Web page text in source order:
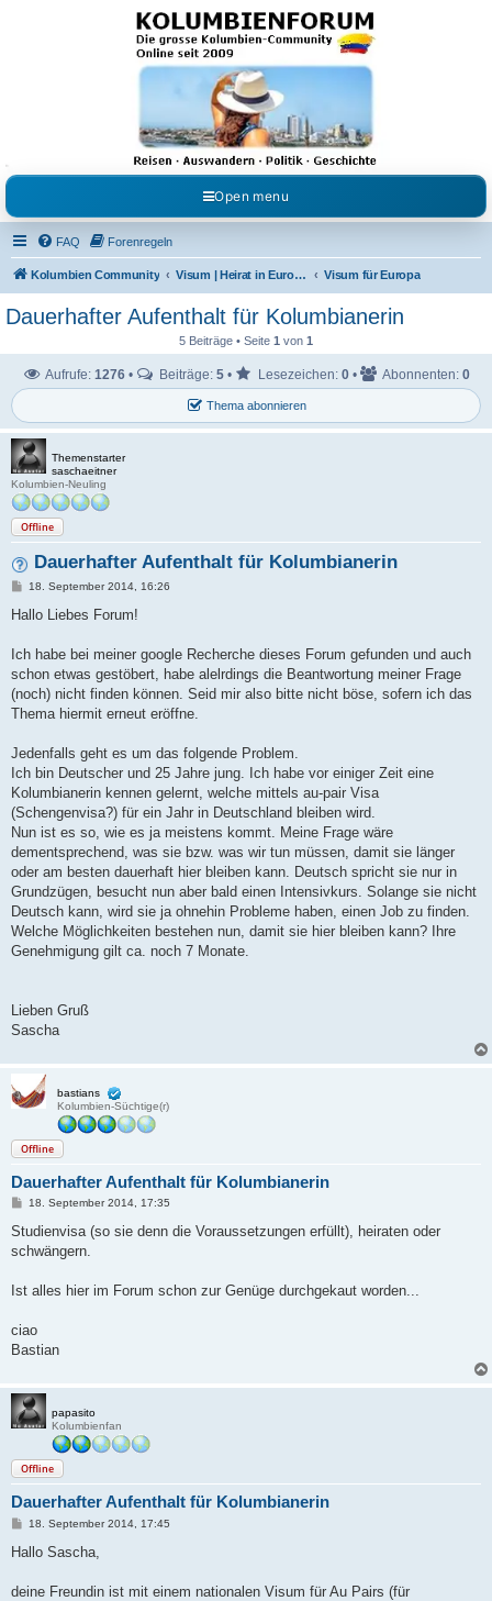
Kolumbienforum - Das
grosse Forum der
Freunde Kolumbiens
Reisen, Auswandern, Kultur, Politik, Geschichte und Visum in Kolumbien und Venezuela.
Austausch, Erfahrungen und Gemeinschaft im Kolumbienforum
Open menu
FAQ Forenregeln
Kolumbien Community Visum | Heirat in Europa | Visaangelegenheiten Visum für Europa
Dauerhafter Aufenthalt für Kolumbianerin
5 Beiträge • Seite 1 von 1
Thema abonnieren
Aufrufe: 1276• Beiträge: 5• Lesezeichen: 0• Abonnenten: 0
Themenstarter
saschaeitner
Kolumbien-Neuling
Offline
Dauerhafter Aufenthalt für Kolumbianerin
B
i
a
18. September 2014, 16:26
Hallo Liebes Forum!
Ich habe bei meiner google Recherche dieses Forum gefunden und auch
schon etwas gestöbert, habe alelrdings die Beantwortung meiner Frage
(noch) nicht finden können. Seid mir also bitte nicht böse, sofern ich das
Thema hiermit erneut eröffne.
Jedenfalls geht es um das folgende Problem.
Ich bin Deutscher und 25 Jahre jung. Ich habe vor einiger Zeit eine
Kolumbianerin kennen gelernt, welche mittels au-pair Visa
(Schengenvisa?) für ein Jahr in Deutschland bleiben wird.
Nun ist es so, wie es ja meistens kommt. Meine Frage wäre
dementsprechend, was sie bzw. was wir tun müssen, damit sie länger
oder am besten dauerhaft hier bleiben kann. Deutsch spricht sie nur in
Grundzügen, besucht nun aber bald einen Intensivkurs. Solange sie nicht
Deutsch kann, wird sie ja ohnehin Probleme haben, einen Job zu finden.
Welche Möglichkeiten bestehen nun, damit sie hier bleiben kann? Ihre
Genehmigung gilt ca. noch 7 Monate.
Lieben Gruß
Sascha
bastians
Kolumbien-Süchtige(r)
Offline
Dauerhafter Aufenthalt für Kolumbianerin
B
i
r
18. September 2014, 17:35
Studienvisa (so sie denn die Voraussetzungen erfüllt), heiraten oder
schwängern.
Ist alles hier im Forum schon zur Genüge durchgekaut worden...
ciao
Bastian
papasito
Kolumbienfan
Offline
Dauerhafter Aufenthalt für Kolumbianerin
B
i
a
18. September 2014, 17:45
Hallo Sascha,
deine Freundin ist mit einem nationalen Visum für Au Pairs (für